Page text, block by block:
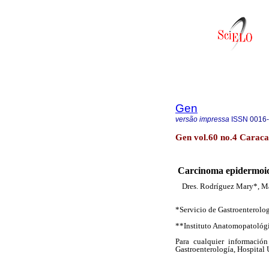
Gen
versão impressa ISSN
Gen vol.60 no.4
Carcinoma
Dres. Rodríguez Mary*,
*Servicio de
**Instituto
Para cualquier
Gastroenterología, Hospital